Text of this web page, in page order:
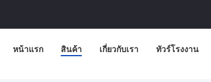
หน้าแรก สินค้า เกี่ยวกับเรา ทัวร์โรงงาน